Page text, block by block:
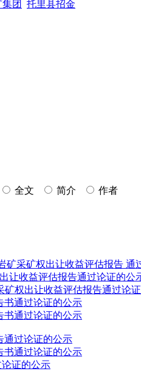
团 托里县招金
全文 简介
作者
矿采矿权出让收益评估报告 通
出让收益评估报告通过论证的公
矿权出让收益评估报告通过论
书通过论证的公示
书通过论证的公示
通过论证的公示
书通过论证的公示
证的公示